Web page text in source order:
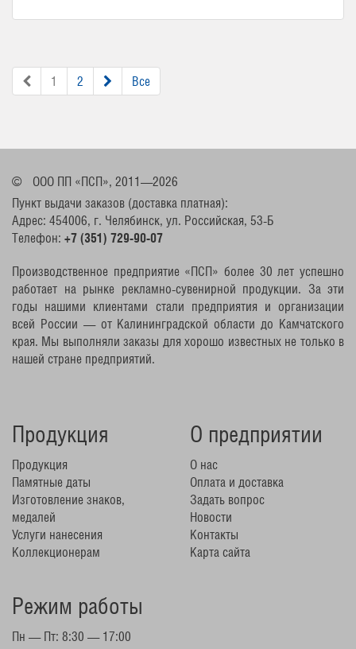
1 2 Все
©
ООО ПП «ПСП», 2011—2026
Пункт выдачи заказов (доставка платная):
Адрес: 454006, г. Челябинск, ул. Российская, 53-Б
Телефон: +7 (351) 729-90-07
Производственное предприятие «ПСП» более 30 лет успешно
работает на рынке рекламно-сувенирной продукции. За эти
годы нашими клиентами стали предприятия и организации
всей России — от Калининградской области до Камчатского
края. Мы выполняли заказы для хорошо известных не только в
нашей стране предприятий.
Продукция
Продукция
Памятные даты
Изготовление знаков,
медалей
Услуги нанесения
Коллекционерам
О предприятии
О нас
Оплата и доставка
Задать вопрос
Новости
Контакты
Карта сайта
Режим работы
Пн — Пт: 8:30 — 17:00